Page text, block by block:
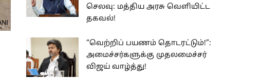
செலவு: மத்திய அரசு வெளியிட்ட
தகவல்!
“வெற்றிப் பயணம் தொடரட்டும்!”:
அமைச்சர்களுக்கு முதலமைச்சர்
விஜய் வாழ்த்து!